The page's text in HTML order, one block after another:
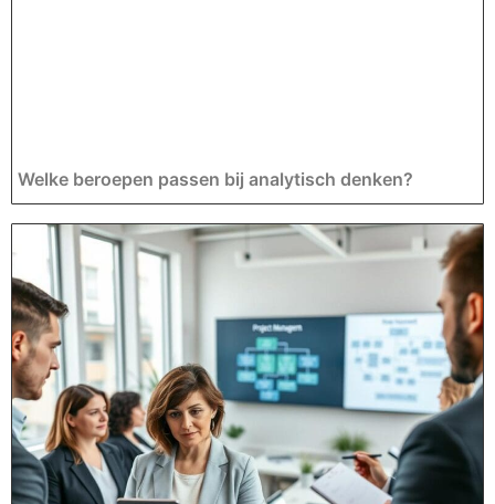
Welke beroepen passen bij analytisch denken?